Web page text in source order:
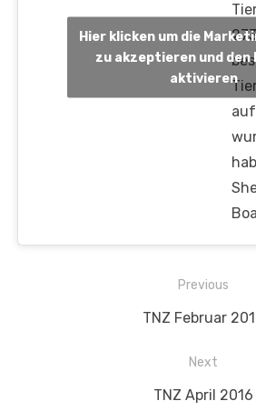
273
Hier klicken um die
zu akzeptieren und den
aktivieren
Beitragsnavigation
Previous
Previous
TNZ Februar
Next
Next
TNZ April 2016